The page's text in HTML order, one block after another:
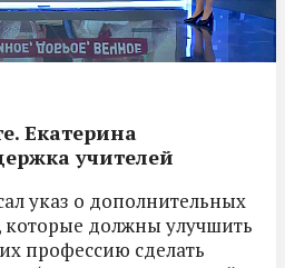
Екатерина
учителей
указ о дополнительных
должны улучшить
профессию сделать